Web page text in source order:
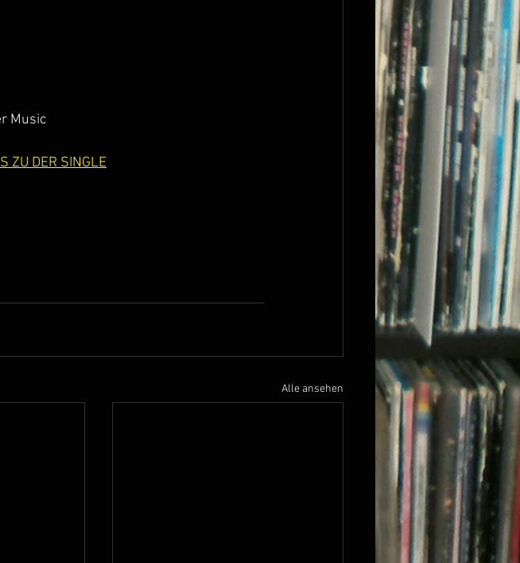
Music
ZU DER SINGLE
Alle ansehen